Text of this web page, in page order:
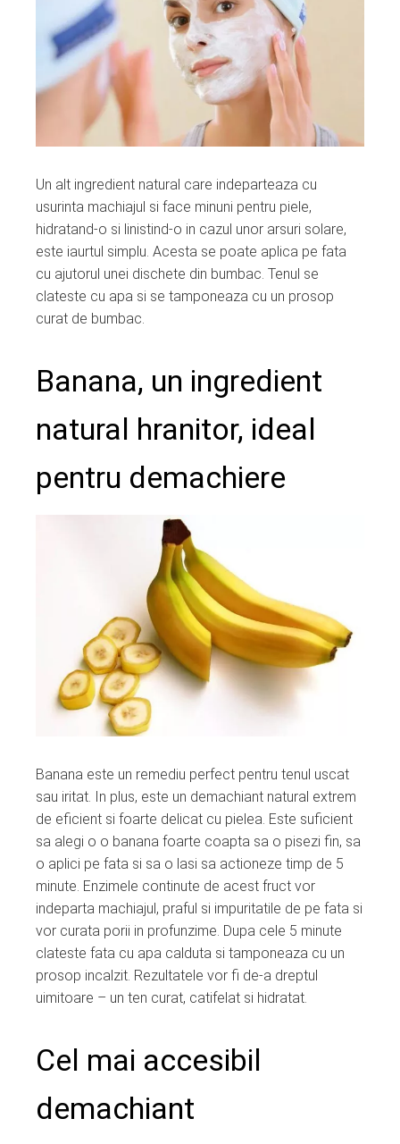
Un alt ingredient natural care indeparteaza cu
usurinta machiajul si face minuni pentru piele,
hidratand-o si linistind-o in cazul unor arsuri solare,
este iaurtul simplu. Acesta se poate aplica pe fata
cu ajutorul unei dischete din bumbac. Tenul se
clateste cu apa si se tamponeaza cu un prosop
curat de bumbac.
Banana, un ingredient
natural hranitor, ideal
pentru demachiere
Banana este un remediu perfect pentru tenul uscat
sau iritat. In plus, este un demachiant natural extrem
de eficient si foarte delicat cu pielea. Este suficient
sa alegi o o banana foarte coapta sa o pisezi fin, sa
o aplici pe fata si sa o lasi sa actioneze timp de 5
minute. Enzimele continute de acest fruct vor
indeparta machiajul, praful si impuritatile de pe fata si
vor curata porii in profunzime. Dupa cele 5 minute
clateste fata cu apa calduta si tamponeaza cu un
prosop incalzit. Rezultatele vor fi de-a dreptul
uimitoare – un ten curat, catifelat si hidratat.
Cel mai accesibil
demachiant